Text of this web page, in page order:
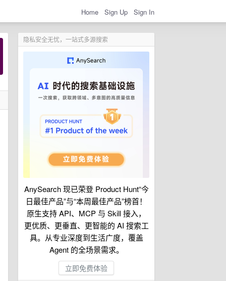
Home Sign Up Sign In
隐私安全无忧，一站式多源搜索
AnySearch 现已荣登 Product Hunt“今
日最佳产品”与“本周最佳产品”榜首！
原生支持 API、MCP 与 Skill 接入，
更优质、更垂直、更智能的 AI 搜索工
具。从专业深度到生活广度，覆盖
Agent 的全场景需求。
立即免费体验